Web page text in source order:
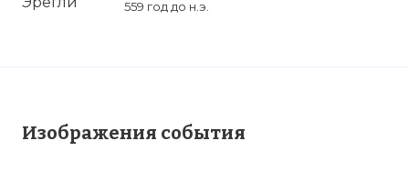
559 год до н.э.
Изображения события